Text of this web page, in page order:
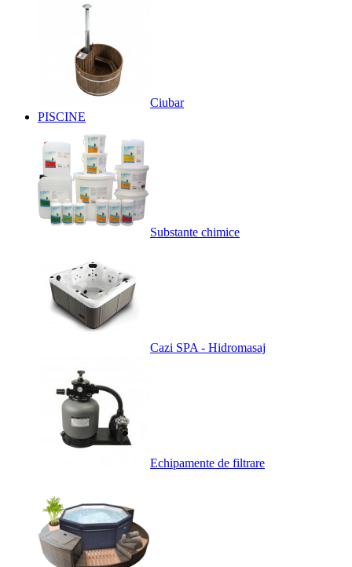
Ciubar
PISCINE
Substante chimice
Cazi SPA - Hidromasaj
Echipamente de filtrare